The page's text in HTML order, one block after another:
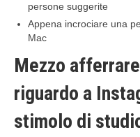
persone suggerite
Appena incrociare una
Mac
Mezzo
riguardo a
stimolo di